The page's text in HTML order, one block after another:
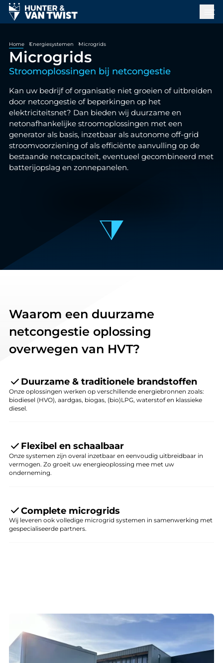
Home Energiesystemen Microgrids
Microgrids
Stroomoplossingen bij netcongestie
Kan uw bedrijf of organisatie niet groeien of uitbreiden
door netcongestie of beperkingen op het
elektriciteitsnet? Dan bieden wij duurzame en
netonafhankelijke stroomoplossingen met een
generator als basis, inzetbaar als autonome off-grid
stroomvoorziening of als efficiënte aanvulling op de
bestaande netcapaciteit, eventueel gecombineerd met
batterijopslag en zonnepanelen.
Waarom een duurzame
netcongestie oplossing
overwegen van HVT?
Duurzame & traditionele brandstoffen
Onze oplossingen werken op verschillende energiebronnen zoals:
biodiesel (HVO), aardgas, biogas, (bio)LPG, waterstof en klassieke
diesel.
Flexibel en schaalbaar
Onze systemen zijn overal inzetbaar en eenvoudig uitbreidbaar in
vermogen. Zo groeit uw energieoplossing mee met uw
onderneming.
Complete microgrids
Wij leveren ook volledige microgrid systemen in samenwerking met
gespecialiseerde partners.